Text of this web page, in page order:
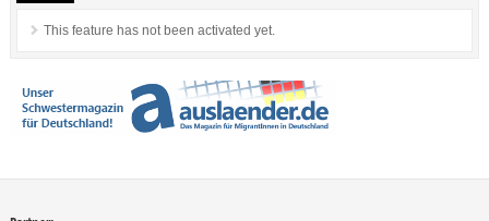
This feature has not been activated yet.